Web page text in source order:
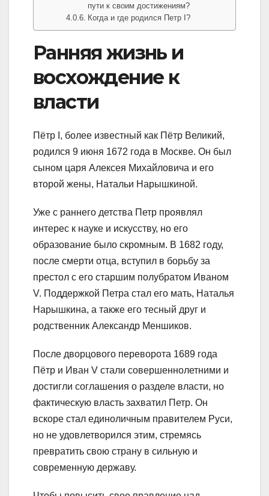
пути к своим достижениям?
Когда и где родился Петр I?
Ранняя жизнь и
восхождение к
власти
Пётр I, более известный как Пётр Великий,
родился 9 июня 1672 года в Москве. Он был
сыном царя Алексея Михайловича и его
второй жены, Натальи Нарышкиной.
Уже с раннего детства Петр проявлял
интерес к науке и искусству, но его
образование было скромным. В 1682 году,
после смерти отца, вступил в борьбу за
престол с его старшим полубратом Иваном
V. Поддержкой Петра стал его мать, Наталья
Нарышкина, а также его тесный друг и
родственник Александр Меншиков.
После дворцового переворота 1689 года
Пётр и Иван V стали совершеннолетними и
достигли соглашения о разделе власти, но
фактическую власть захватил Петр. Он
вскоре стал единоличным правителем Руси,
но не удовлетворился этим, стремясь
превратить свою страну в сильную и
современную державу.